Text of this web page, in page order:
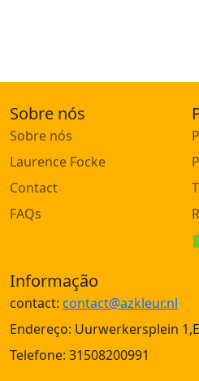
Sobre nós
Sobre nós
Laurence Focke
Contact
FAQs
Informação
contact: contact@azkleur.nl
Endereço: Uurwerkersplein
Telefone: 31508200991